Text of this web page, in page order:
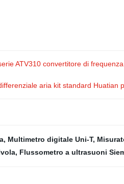
ATV310 convertitore di
aria kit standard Huatian
, Multimetro digitale Uni-T,
, Flussometro a ultrasuoni